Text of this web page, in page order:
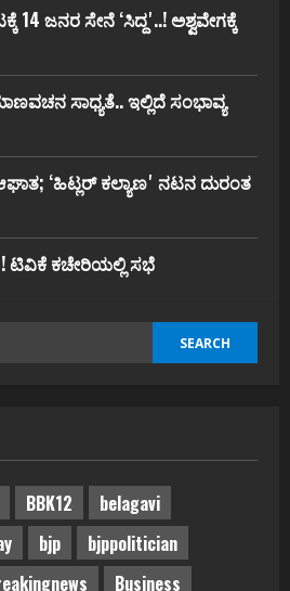
ಜನರ ಸೇನೆ ʻಸಿದ್ದʼ..! ಅಶ್ವವೇಗಕ್ಕೆ
ಸಾಧ್ಯತೆ.. ಇಲ್ಲಿದೆ ಸಂಭಾವ್ಯ
ʻಹಿಟ್ಲರ್ ಕಲ್ಯಾಣʼ ನಟನ ದುರಂತ
ಕಚೇರಿಯಲ್ಲಿ ಸಭೆ
BBK12
belagavi
bjp
bjppolitician
Business